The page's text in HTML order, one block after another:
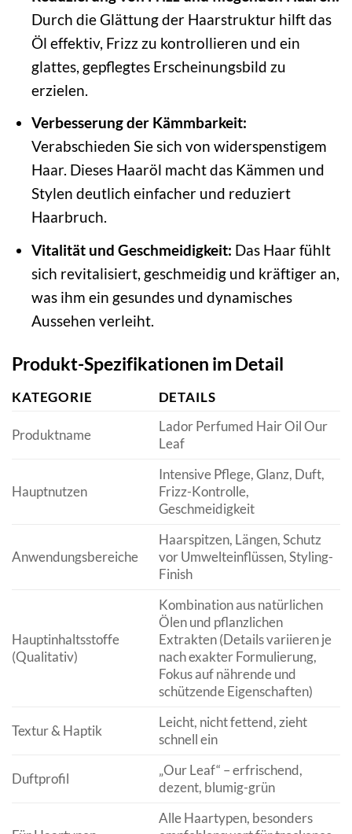
Durch die Glättung der Haarstruktur hilft das
Öl effektiv, Frizz zu kontrollieren und ein
glattes, gepflegtes Erscheinungsbild zu
erzielen.
Verbesserung der Kämmbarkeit:
Verabschieden Sie sich von widerspenstigem
Haar. Dieses Haaröl macht das Kämmen und
Stylen deutlich einfacher und reduziert
Haarbruch.
Vitalität und Geschmeidigkeit: Das Haar fühlt
sich revitalisiert, geschmeidig und kräftiger an,
was ihm ein gesundes und dynamisches
Aussehen verleiht.
Produkt-Spezifikationen im Detail
KATEGORIE DETAILS
Produktname
Lador Perfumed Hair Oil Our
Leaf
Hauptnutzen
Intensive Pflege, Glanz, Duft,
Frizz-Kontrolle,
Geschmeidigkeit
Anwendungsbereiche
Haarspitzen, Längen, Schutz
vor Umwelteinflüssen, Styling-
Finish
Hauptinhaltsstoffe
(Qualitativ)
Kombination aus natürlichen
Ölen und pflanzlichen
Extrakten (Details variieren je
nach exakter Formulierung,
Fokus auf nährende und
schützende Eigenschaften)
Textur & Haptik
Leicht, nicht fettend, zieht
schnell ein
Duftprofil
„Our Leaf“ – erfrischend,
dezent, blumig-grün
Alle Haartypen, besonders